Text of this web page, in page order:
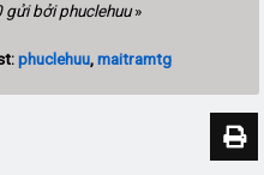
bởi phuclehuu»
phuclehuu,maitramtg